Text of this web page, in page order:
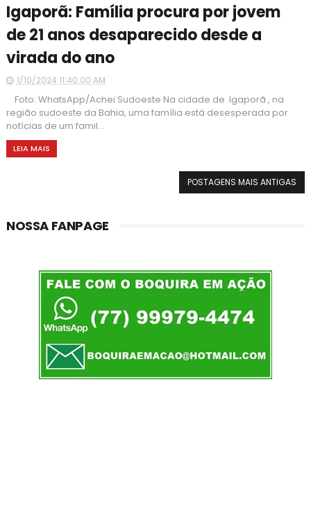
Igaporã: Família procura por jovem
de 21 anos desaparecido desde a
virada do ano
1/10/2024 11:40:00 AM
Foto: WhatsApp/Achei Sudoeste Na cidade de Igaporã , na
região sudoeste da Bahia, uma família está desesperada por
notícias de um famil...
LEIA MAIS
POSTAGENS MAIS ANTIGAS
NOSSA FANPAGE